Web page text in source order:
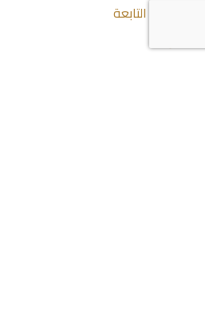
الشركات التابعة